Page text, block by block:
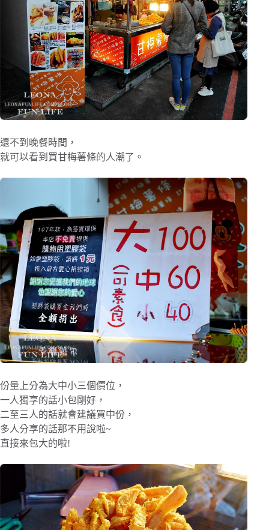
還不到晚餐時間，
就可以看到買甘梅薯條的人潮了。
份量上分為大中小三個價位，
一人獨享的話小包剛好，
二至三人的話就會建議買中份，
多人分享的話那不用說啦~
直接來包大的啦!